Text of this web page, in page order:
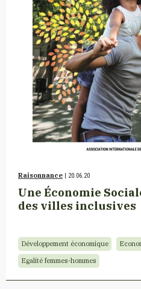
Raisonnance | 20.06.20
Une Économie
des villes inclusives
Développement économique
Egalité femmes-hommes